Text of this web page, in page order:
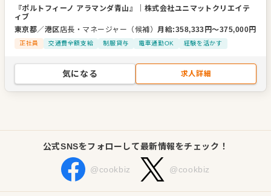
『ポルトフィーノ アラマンダ青山』
株式会社ユニマットクリエイテ
ィブ
東京都／港区店長・マネージャー（候補）月給:358,333 円〜375,000円
正社員 交通費全額支給 制服貸与 電車通勤OK 経験を活かす
気になる 求人詳細
公式SNSをフォローして最新情報をチェック！
@cookbiz @cookbiz